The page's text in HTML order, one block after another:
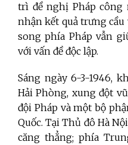
trì đề nghị Pháp công
nhận kết quả trưng
song phía Pháp vẫn
với vấn đề độc lập.
Sáng ngày 6-3-1946,
Hải Phòng, xung đột
đội Pháp và một bộ
Quốc. Tại Thủ đô Hà
căng thẳng; phía